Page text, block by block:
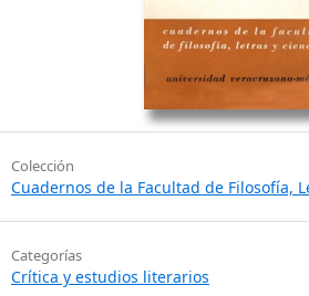
Colección
Cuadernos de la Facultad de Filosofía,
Categorías
Crítica y estudios literarios